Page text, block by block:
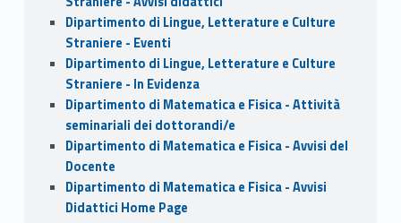
Dipartimento di Lingue, Letterature e Culture
Straniere - Eventi
Dipartimento di Lingue, Letterature e Culture
Straniere - In Evidenza
Dipartimento di Matematica e Fisica - Attività
seminariali dei dottorandi/e
Dipartimento di Matematica e Fisica - Avvisi del
Docente
Dipartimento di Matematica e Fisica - Avvisi
Didattici Home Page